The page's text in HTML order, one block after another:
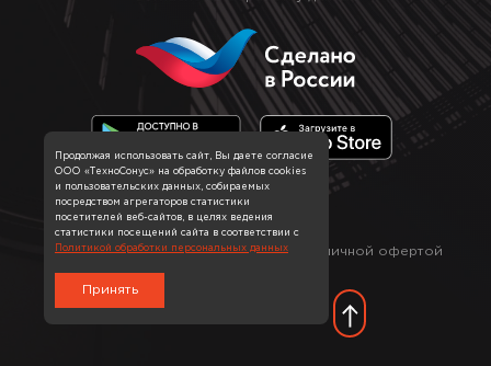
Информация на сайте не является публичной офертой
Продолжая использовать сайт, Вы даете согласие
ООО «ТехноСонус» на обработку файлов cookies
и пользовательских данных, собираемых
посредством агрегаторов статистики
посетителей веб-сайтов, в целях ведения
статистики посещений сайта в соответствии с
Политикой обработки персональных данных
Принять